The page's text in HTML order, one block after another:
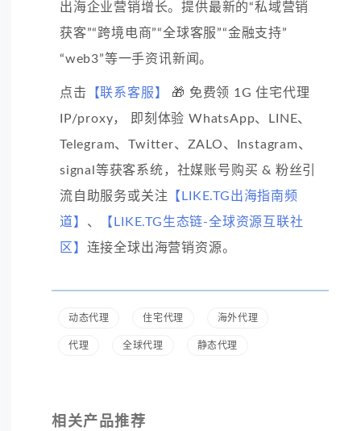
出海企业营销增长。提供最新的“私域营销
获客”“跨境电商”“全球客服”“金融支持”
“web3”等一手资讯新闻。
点击 【联系客服】
🎁 免费领 1G 住宅代理
IP/proxy， 即刻体验 WhatsApp、LINE、
Telegram、Twitter、ZALO、Instagram、
signal等获客系统，社媒账号购买 & 粉丝引
流自助服务或关注 【LIKE.TG出海指南频
道】 、
【LIKE.TG生态链-全球资源互联社
区】 连接全球出海营销资源。
动态代理 住宅代理 海外代理
代理 全球代理 静态代理
相关产品推荐